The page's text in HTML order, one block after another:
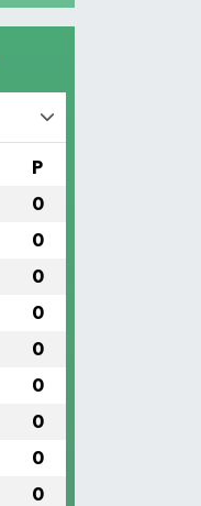
P
0
0
0
0
0
0
0
0
0